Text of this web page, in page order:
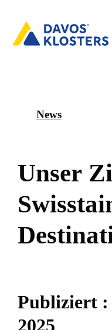
News
Unser Zi
Swisstai
Destinat
Publiziert :
2025